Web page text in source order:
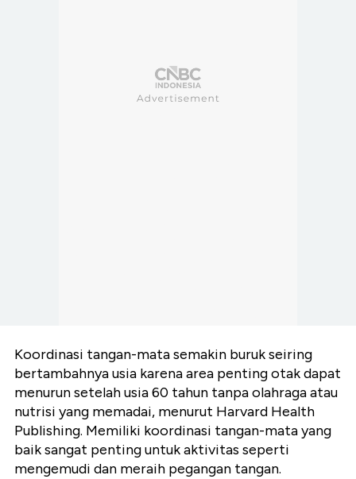
Koordinasi tangan-mata semakin buruk seiring
bertambahnya usia karena area penting otak dapat
menurun setelah usia 60 tahun tanpa olahraga atau
nutrisi yang memadai, menurut Harvard Health
Publishing. Memiliki koordinasi tangan-mata yang
baik sangat penting untuk aktivitas seperti
mengemudi dan meraih pegangan tangan.